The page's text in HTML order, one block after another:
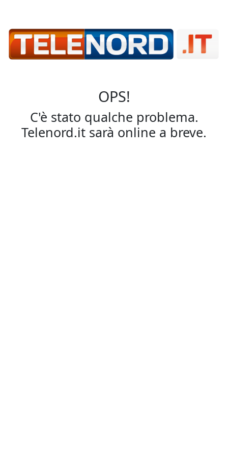
OPS!
C'è stato qualche problema.
Telenord.it sarà online a breve.